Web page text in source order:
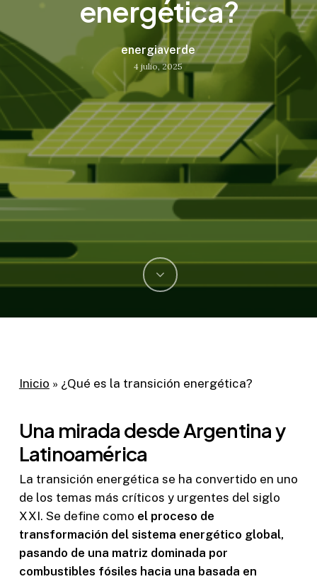
energética?
energiaverde
4 julio, 2025
Inicio » ¿Qué es la transición energética?
Una mirada desde Argentina y
Latinoamérica
La transición energética se ha convertido en uno
de los temas más críticos y urgentes del siglo
XXI. Se define como el proceso de
transformación del sistema energético global,
pasando de una matriz dominada por
combustibles fósiles hacia una basada en